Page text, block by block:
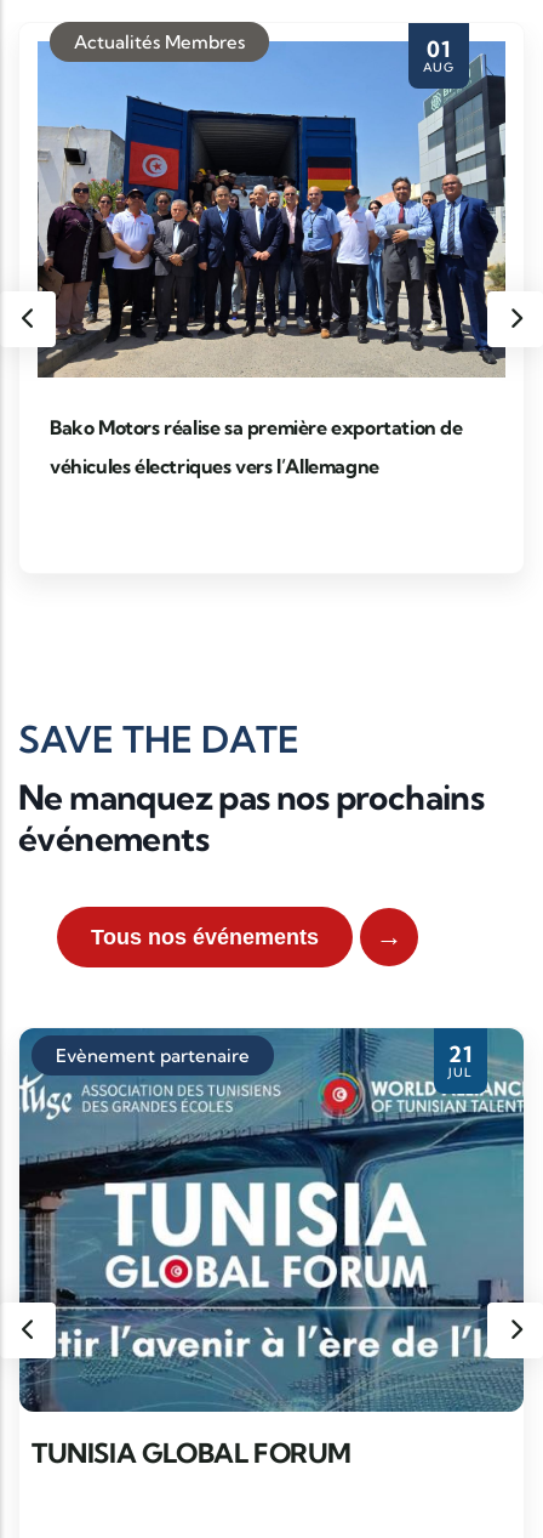
01
AUG
Actualités Membres
Bako Motors réalise sa première exportation de
véhicules électriques vers l’Allemagne
SAVE THE DATE
Ne manquez pas nos prochains
événements
Tous nos événements →
21
JUL
Evènement partenaire
TUNISIA GLOBAL FORUM